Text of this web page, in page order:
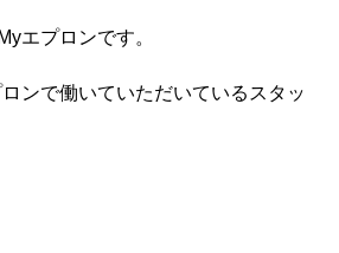
エプロンです。
ンで働いていただいているスタッ